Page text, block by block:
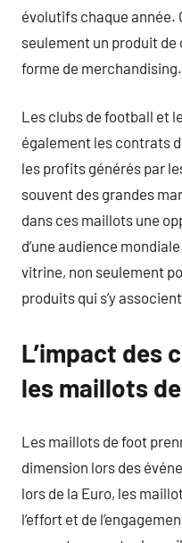
évolutifs chaque année.
seulement un produit
forme de merchandising.
Les clubs de football et
également les contrats
les profits générés par
souvent des grandes
dans ces maillots une
d’une audience
vitrine, non seulement
produits qui s’y
L’impact des
les maillots
Les maillots de foot
dimension lors des
lors de la Euro, les
l’effort et de